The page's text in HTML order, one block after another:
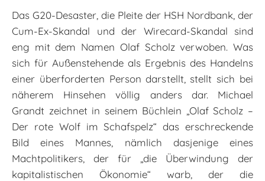
Das G20-Desaster, die Pleite der HSH Nordbank, der
Cum-Ex-Skandal und der Wirecard-Skandal sind
eng mit dem Namen Olaf Scholz verwoben. Was
sich für Außenstehende als Ergebnis des Handelns
einer überforderten Person darstellt, stellt sich bei
näherem Hinsehen völlig anders dar. Michael
Grandt zeichnet in seinem Büchlein „Olaf Scholz –
Der rote Wolf im Schafspelz“ das erschreckende
Bild eines Mannes, nämlich dasjenige eines
Machtpolitikers, der für „die Überwindung der
kapitalistischen Ökonomie“ warb, der die